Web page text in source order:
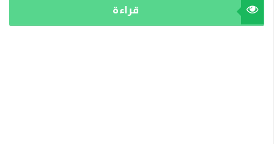
قراءة